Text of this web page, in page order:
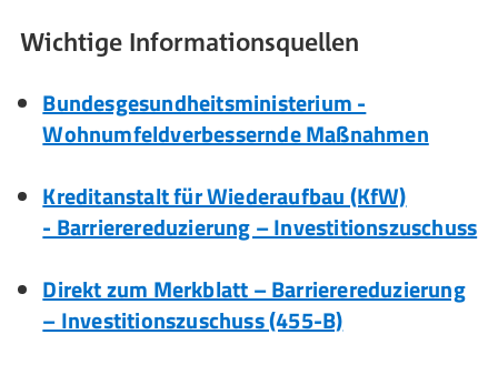
Wichtige Informationsquellen
Bundesgesundheitsministerium -
Wohnumfeldverbessernde Maßnahmen
Kreditanstalt für Wiederaufbau (KfW)
- Barriere­reduzierung – Investitions­zuschuss
Direkt zum Merkblatt – Barrierereduzierung
– Investitionszuschuss (455-B)